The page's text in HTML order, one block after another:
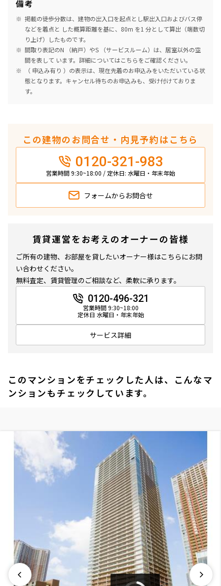
備考
掲載の徒歩分数は、建物の出入口を起点とし駅出入口およびバス停
などを着点と した概算距離を基に、80m を1 分として算出（端数切
り上げ）したものです。
間取り表記のN （納戸）やS （サービスルーム）は、居室以外の空
間を表して います。詳細についてはこちらをご確認ください。
（ 申込み有り ）の表示は、現在先着のお申込みをいただいている状
態となります。キャンセル待ちのお申込みも、受け付けておりま
す。
この建物のお問合せ・内見予約はこちら
0120-321-983
営業時間 9:30~18:00 / 定休日: 水曜日・年末年始
フォームから お問合せ
賃貸運営をお考えのオーナーの皆様
ご所有の建物、お部屋を貸したいオーナー様はこちらにお問
い合わせください。
無料査定、賃貸管理のご相談など、柔軟に承ります。
0120-496-321
営業時間 9:30~18:00
定休日 水曜日・年末年始
サービス詳細
このマンションをチェックした人は、こんなマ
ンションもチェックしています。